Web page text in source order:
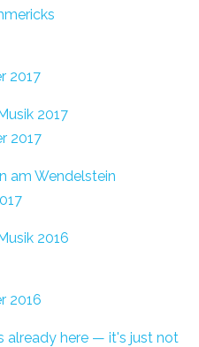
2017
2017
2017
am Wendelstein
2016
2016
already here — it's just not